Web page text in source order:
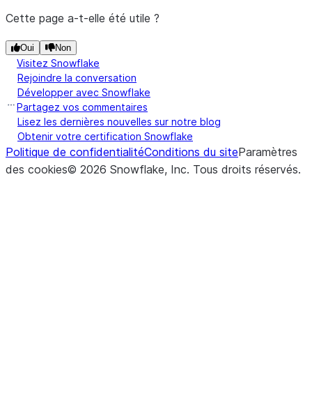
Cette page a-t-elle été utile ?
Oui Non
Visitez Snowflake
Rejoindre la conversation
Développer avec Snowflake
Partagez vos commentaires
Lisez les dernières nouvelles sur notre blog
Obtenir votre certification Snowflake
Politique de confidentialitéConditions du siteParamètres
des cookies© 2026 Snowflake, Inc. Tous droits réservés.